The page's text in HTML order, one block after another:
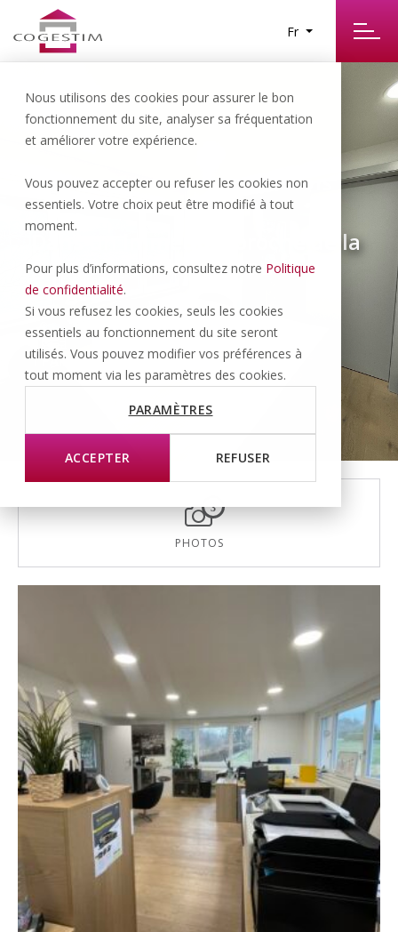
Nous utilisons des cookies pour assurer le bon
fonctionnement du site, analyser sa fréquentation
et améliorer votre expérience.
Vous pouvez accepter ou refuser les cookies non
essentiels. Votre choix peut être modifié à tout
moment.
Pour plus d’informations, consultez notre Politique
de confidentialité.
Si vous refusez les cookies, seuls les cookies
essentiels au fonctionnement du site seront
utilisés. Vous pouvez modifier vos préférences à
tout moment via les paramètres des cookies.
PARAMÈTRES
ACCEPTER REFUSER
Fr
Coppet | 1’400.- CHF/NET/MOIS
Dans un immeuble proche de la
gare, à louer bureau au 1er
étage
1 PARK
3
PHOTOS